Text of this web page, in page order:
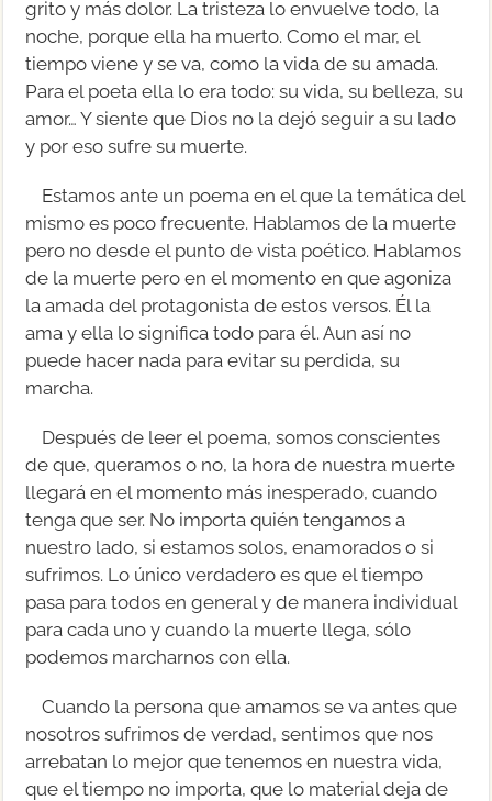
grito y más dolor. La tristeza lo envuelve todo, la
noche, porque ella ha muerto. Como el mar, el
tiempo viene y se va, como la vida de su amada.
Para el poeta ella lo era todo: su vida, su belleza, su
amor… Y siente que Dios no la dejó seguir a su lado
y por eso sufre su muerte.
Estamos ante un poema en el que la temática del
mismo es poco frecuente. Hablamos de la muerte
pero no desde el punto de vista poético. Hablamos
de la muerte pero en el momento en que agoniza
la amada del protagonista de estos versos. Él la
ama y ella lo significa todo para él. Aun así no
puede hacer nada para evitar su perdida, su
marcha.
Después de leer el poema, somos conscientes
de que, queramos o no, la hora de nuestra muerte
llegará en el momento más inesperado, cuando
tenga que ser. No importa quién tengamos a
nuestro lado, si estamos solos, enamorados o si
sufrimos. Lo único verdadero es que el tiempo
pasa para todos en general y de manera individual
para cada uno y cuando la muerte llega, sólo
podemos marcharnos con ella.
Cuando la persona que amamos se va antes que
nosotros sufrimos de verdad, sentimos que nos
arrebatan lo mejor que tenemos en nuestra vida,
que el tiempo no importa, que lo material deja de